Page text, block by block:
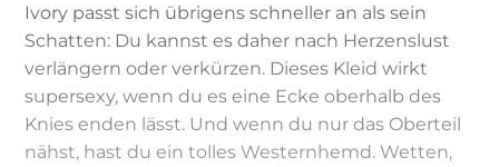
Ivory passt sich übrigens schneller an als sein
Schatten: Du kannst es daher nach Herzenslust
verlängern oder verkürzen. Dieses Kleid wirkt
supersexy, wenn du es eine Ecke oberhalb des
Knies enden lässt. Und wenn du nur das Oberteil
nähst, hast du ein tolles Westernhemd. Wetten,